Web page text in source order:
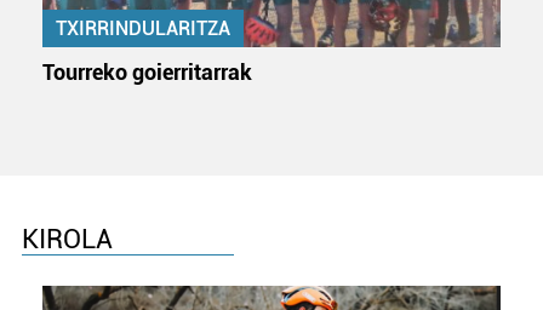
erabiltzen dituen hauta dezakezu.
Bazkide batzuek ez dizute baimenik eskatzen, eta beren
buruzko informazio gehiago eta ezarri zure lehentasunak
TXIRRINDULARITZA
Tourreko goierritarrak
KIROLA